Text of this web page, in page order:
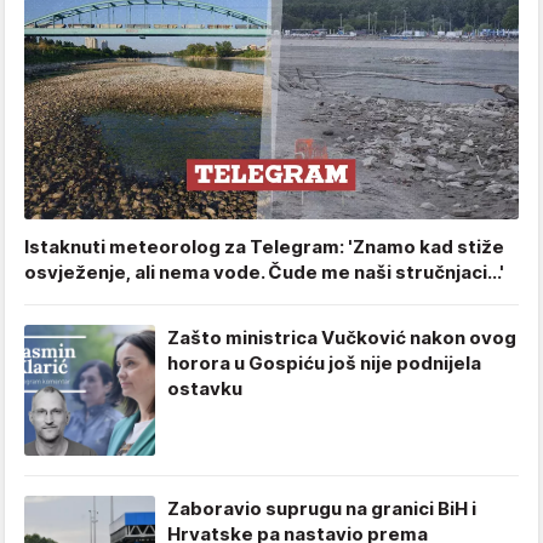
Istaknuti meteorolog za Telegram: 'Znamo kad stiže
osvježenje, ali nema vode. Čude me naši stručnjaci...'
Zašto ministrica Vučković nakon ovog
horora u Gospiću još nije podnijela
ostavku
Zaboravio suprugu na granici BiH i
Hrvatske pa nastavio prema